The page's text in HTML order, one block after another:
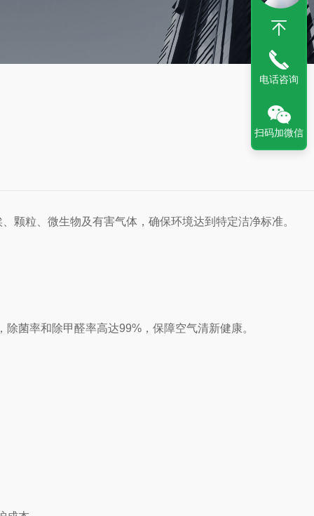
粒、微生物及有害气体，确保环境达到特定洁净标准。
菌率和除甲醛率高达99%，保障空气清新健康。
电话咨询
扫码加微信